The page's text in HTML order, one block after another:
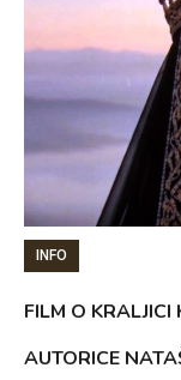
INFO
FILM O
AUTORICE